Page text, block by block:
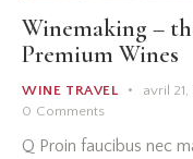
Winemaking –
Premium Wines
WINE TRAVEL avril
0 Comments
Q Proin faucibus nec